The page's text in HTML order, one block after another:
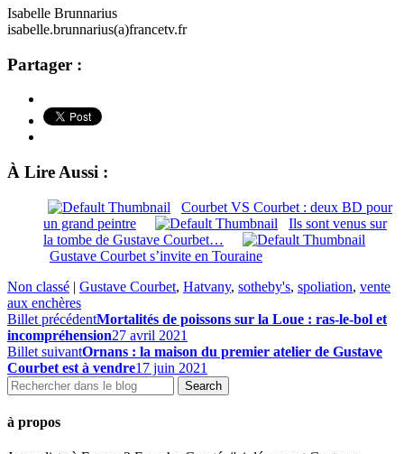
Isabelle Brunnarius
isabelle.brunnarius(a)francetv.fr
Partager :
À Lire Aussi :
Courbet VS Courbet : deux BD pour
un grand peintre
Ils sont venus sur
la tombe de Gustave Courbet…
Gustave Courbet s’invite en Touraine
Non classé | Gustave Courbet, Hatvany, sotheby's, spoliation, vente
aux enchères
Billet précédentMortalités de poissons sur la Loue : ras-le-bol et
incompréhension27 avril 2021
Billet suivantOrnans : la maison du premier atelier de Gustave
Courbet est à vendre17 juin 2021
à propos